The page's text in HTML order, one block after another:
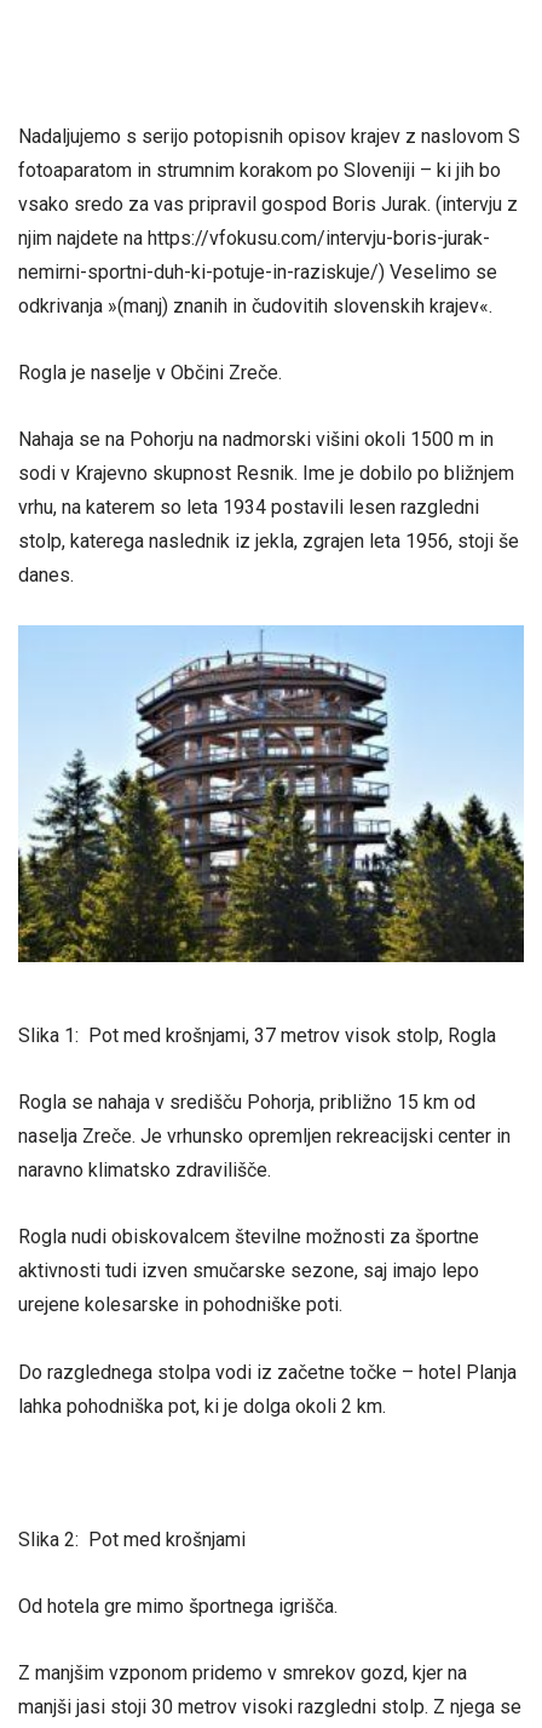
Nadaljujemo s serijo potopisnih opisov krajev z naslovom S
fotoaparatom in strumnim korakom po Sloveniji – ki jih bo
vsako sredo za vas pripravil gospod Boris Jurak. (intervju z
njim najdete na https://vfokusu.com/intervju-boris-jurak-
nemirni-sportni-duh-ki-potuje-in-raziskuje/) Veselimo se
odkrivanja »(manj) znanih in čudovitih slovenskih krajev«.
Rogla je naselje v Občini Zreče.
Nahaja se na Pohorju na nadmorski višini okoli 1500 m in
sodi v Krajevno skupnost Resnik. Ime je dobilo po bližnjem
vrhu, na katerem so leta 1934 postavili lesen razgledni
stolp, katerega naslednik iz jekla, zgrajen leta 1956, stoji še
danes.
Slika 1: Pot med krošnjami, 37 metrov visok stolp, Rogla
Rogla se nahaja v središču Pohorja, približno 15 km od
naselja Zreče. Je vrhunsko opremljen rekreacijski center in
naravno klimatsko zdravilišče.
Rogla nudi obiskovalcem številne možnosti za športne
aktivnosti tudi izven smučarske sezone, saj imajo lepo
urejene kolesarske in pohodniške poti.
Do razglednega stolpa vodi iz začetne točke – hotel Planja
lahka pohodniška pot, ki je dolga okoli 2 km.
Slika 2: Pot med krošnjami
Od hotela gre mimo športnega igrišča.
Z manjšim vzponom pridemo v smrekov gozd, kjer na
manjši jasi stoji 30 metrov visoki razgledni stolp. Z njega se